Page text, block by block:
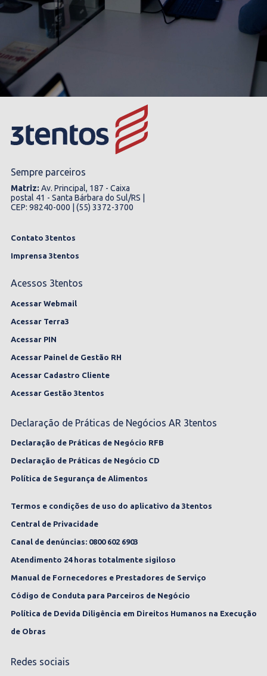
Sempre parceiros
Matriz: Av. Principal, 187 - Caixa
postal 41 - Santa Bárbara do Sul/RS |
CEP: 98240-000 | (55) 3372-3700
Contato 3tentos
Imprensa 3tentos
Acessos 3tentos
Acessar Webmail
Acessar Terra3
Acessar PIN
Acessar Painel de Gestão RH
Acessar Cadastro Cliente
Acessar Gestão 3tentos
Declaração de Práticas de Negócios AR 3tentos
Declaração de Práticas de Negócio RFB
Declaração de Práticas de Negócio CD
Política de Segurança de Alimentos
Termos e condições de uso do aplicativo da 3tentos
Central de Privacidade
Canal de denúncias: 0800 602 6903
Atendimento 24 horas totalmente sigiloso
Manual de Fornecedores e Prestadores de Serviço
Código de Conduta para Parceiros de Negócio
Política de Devida Diligência em Direitos Humanos na Execução
de Obras
Redes sociais